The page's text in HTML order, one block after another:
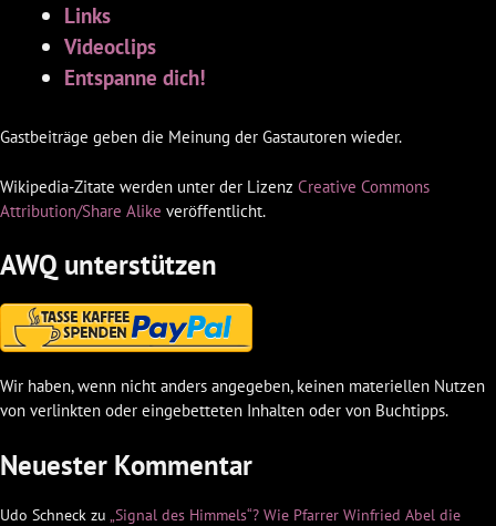
Links
Videoclips
Entspanne dich!
Gastbeiträge geben die Meinung der Gastautoren wieder.
Wikipedia-Zitate werden unter der Lizenz Creative Commons
Attribution/Share Alike veröffentlicht.
AWQ unterstützen
Wir haben, wenn nicht anders angegeben, keinen materiellen Nutzen
von verlinkten oder eingebetteten Inhalten oder von Buchtipps.
Neuester Kommentar
Udo Schneck zu „Signal des Himmels“? Wie Pfarrer Winfried Abel die